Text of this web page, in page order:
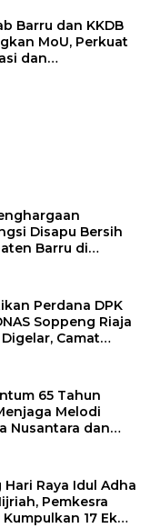
Barru dan KKDB
MoU, Perkuat
dan
Disapu Bersih
Barru di
Perdana DPK
Soppeng Riaja
Camat
65 Tahun
Melodi
Nusantara dan
Hari Raya Idul Adha
Pemkesra
17 Ekor